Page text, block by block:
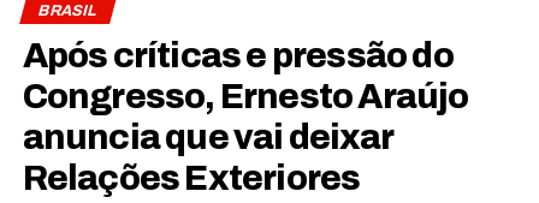
BRASIL
Após críticas e pressão do
Congresso, Ernesto Araújo
anuncia que vai deixar
Relações Exteriores